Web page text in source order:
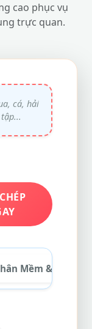
cao phục vụ
trực quan.
Mềm & Sứa